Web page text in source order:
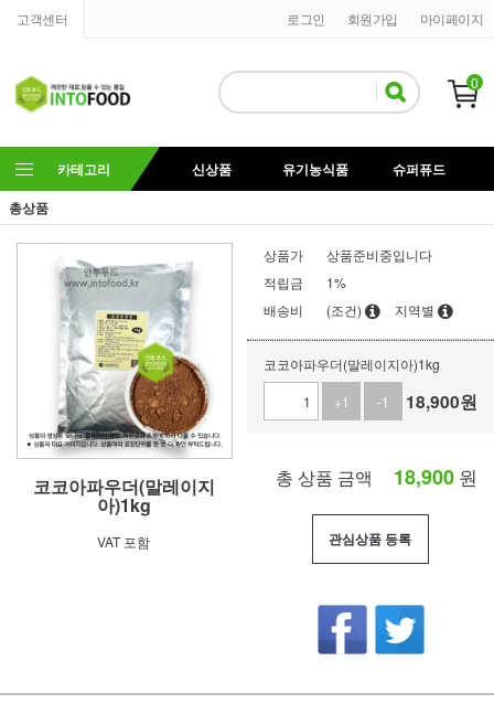
고객센터 마이페이지
회원가입
로그인
0
카테고리 신상품 유기농식품
슈퍼퓨드
총상품
코코아파우더(말레이지
아)1kg
VAT 포함
상품가
상품준비중입니다
적립금
1%
배송비
(조건) 지역별
코코아파우더(말레이지아)1kg
+1
-1 18,900원
총 상품 금액 18,900 원
관심상품 등록